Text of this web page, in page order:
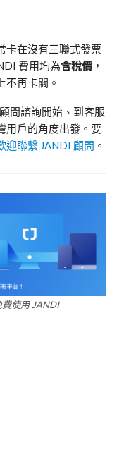
卡在沒有三聯式發票
費用均為含稅價 ，
不再卡關。
問諮詢開始、到客服
用戶的角度出發。要
迎聯繫 JANDI 顧問 。
使用 JANDI